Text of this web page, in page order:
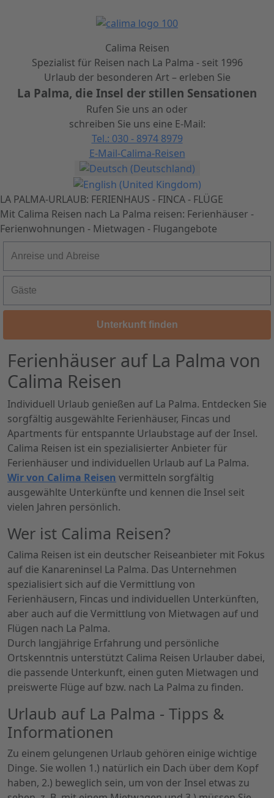
Calima Reisen
Spezialist für Reisen nach La Palma - seit 1996
Urlaub der besonderen Art – erleben Sie
La Palma, die Insel der stillen Sensationen
Rufen Sie uns an oder
schreiben Sie uns eine E-Mail:
Tel.: 030 - 8974 8979
E-Mail-Calima-Reisen
Sprache auswählen
LA PALMA-URLAUB: FERIENHAUS - FINCA - FLÜGE
Mit Calima Reisen nach La Palma reisen: Ferienhäuser -
Ferienwohnungen - Mietwagen - Flugangebote
Anreise und Abreise
Gäste
Unterkunft finden
Ferienhäuser auf La Palma von
Calima Reisen
Individuell Urlaub genießen auf La Palma. Entdecken Sie
sorgfältig ausgewählte Ferienhäuser, Fincas und
Apartments für entspannte Urlaubstage auf der Insel.
Calima Reisen ist ein spezialisierter Anbieter für
Ferienhäuser und individuellen Urlaub auf La Palma.
Wir von Calima Reisen vermitteln sorgfältig
ausgewählte Unterkünfte und kennen die Insel seit
vielen Jahren persönlich.
Wer ist Calima Reisen?
Calima Reisen ist ein deutscher Reiseanbieter mit Fokus
auf die Kanareninsel La Palma. Das Unternehmen
spezialisiert sich auf die Vermittlung von
Ferienhäusern, Fincas und individuellen Unterkünften,
aber auch auf die Vermittlung von Mietwagen auf und
Flügen nach La Palma.
Durch langjährige Erfahrung und persönliche
Ortskenntnis unterstützt Calima Reisen Urlauber dabei,
die passende Unterkunft, einen guten Mietwagen und
preiswerte Flüge auf bzw. nach La Palma zu finden.
Urlaub auf La Palma - Tipps &
Informationen
Zu einem gelungenen Urlaub gehören einige wichtige
Dinge. Sie wollen 1.) natürlich ein Dach über dem Kopf
haben, 2.) beweglich sein, um von der Insel etwas zu